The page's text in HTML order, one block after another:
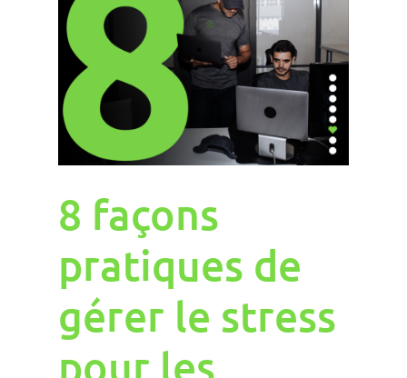
8 façons
pratiques de
gérer le stress
pour les